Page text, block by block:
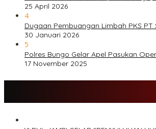
25 April 2026
4
Dugaan Pembuangan Limbah PKS PT
30 Januari 2026
5
Polres Bungo Gelar Apel Pasukan
17 November 2025